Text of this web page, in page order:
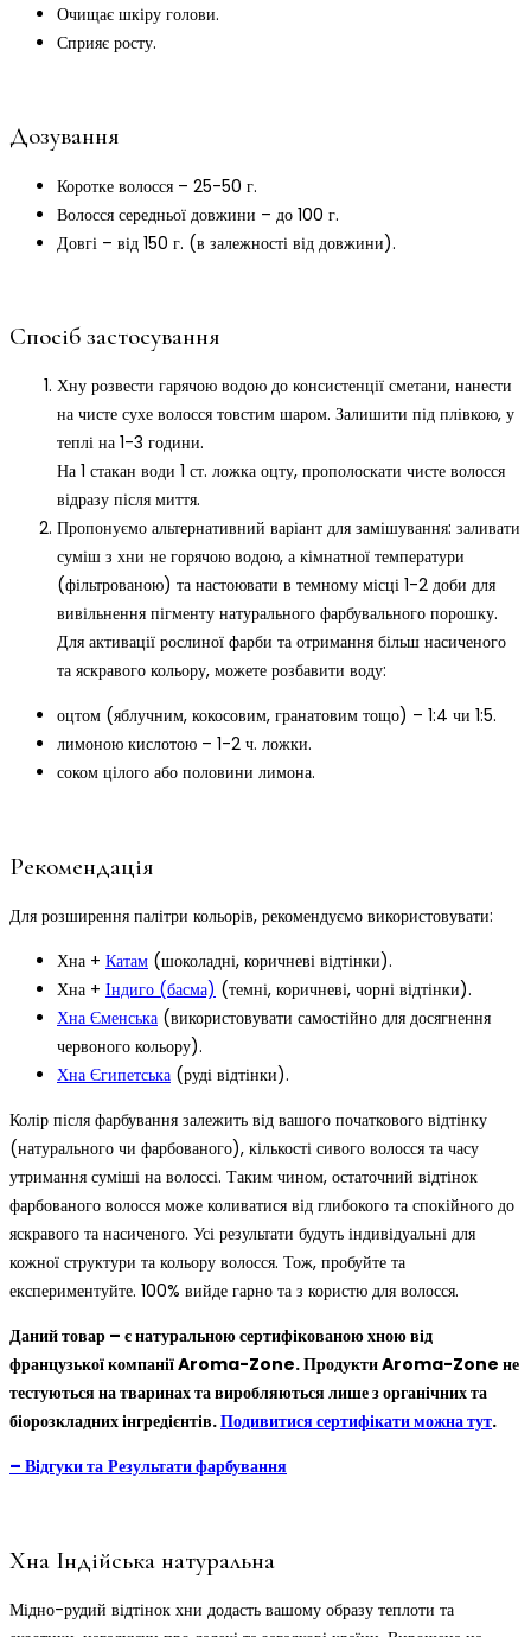
Очищає шкіру голови.
Сприяє росту.
Дозування
Коротке волосся – 25-50 г.
Волосся середньої довжини – до 100 г.
Довгі – від 150 г. (в залежності від довжини).
Спосіб застосування
Хну розвести гарячою водою до консистенції сметани, нанести
на чисте сухе волосся товстим шаром. Залишити під плівкою, у
теплі на 1-3 години.
На 1 стакан води 1 ст. ложка оцту, прополоскати чисте волосся
відразу після миття.
Пропонуємо альтернативний варіант для замішування: заливати
суміш з хни не горячою водою, а кімнатної температури
(фільтрованою) та настоювати в темному місці 1-2 доби для
вивільнення пігменту натурального фарбувального порошку.
Для активації рослиної фарби та отримання більш насиченого
та яскравого кольору, можете розбавити воду:
оцтом (яблучним, кокосовим, гранатовим тощо) – 1:4 чи 1:5.
лимоною кислотою – 1-2 ч. ложки.
соком цілого або половини лимона.
Рекомендація
Для розширення палітри кольорів, рекомендуємо використовувати:
Хна + Катам (шоколадні, коричневі відтінки).
Хна + Індиго (басма) (темні, коричневі, чорні відтінки).
Хна Єменська (використовувати самостійно для досягнення
червоного кольору).
Хна Єгипетська (руді відтінки).
Колір після фарбування залежить від вашого початкового відтінку
(натурального чи фарбованого), кількості сивого волосся та часу
утримання суміші на волоссі. Таким чином, остаточний відтінок
фарбованого волосся може коливатися від глибокого та спокійного до
яскравого та насиченого. Усі результати будуть індивідуальні для
кожної структури та кольору волосся. Тож, пробуйте та
експериментуйте. 100% вийде гарно та з користю для волосся.
Даний товар – є натуральною сертифікованою хною від
французької компанії Aroma-Zone. Продукти Aroma-Zone не
тестуються на тваринах та виробляються лише з органічних та
біорозкладних інгредієнтів.Подивитися сертифікати можна тут.
– Відгуки та Результати фарбування
Хна Індійська натуральна
Мідно-рудий відтінок хни додасть вашому образу теплоти та